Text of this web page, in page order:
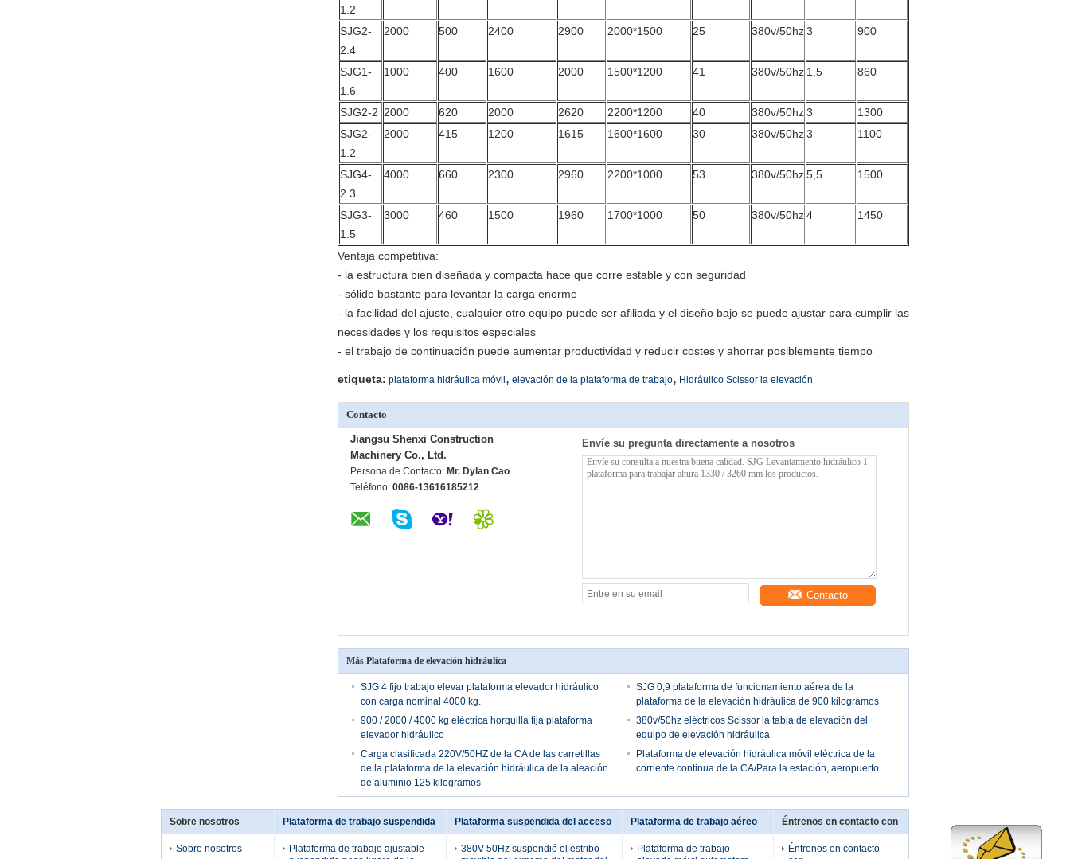
1.2
SJG2-
2.4
2000 500 2400 2900 2000*1500 25 380v/50hz3 900
SJG1-
1.6
1000 400 1600 2000 1500*1200 41 380v/50hz 1,5 860
SJG2-2 2000 620 2000 2620 2200*1200 40 380v/50hz3
1300
SJG2-
1.2
2000 415 1200 1615 1600*1600 30 380v/50hz3 1100
SJG4-
2.3
4000 660 2300 2960 2200*1000 53 380v/50hz5,5 1500
SJG3-
1.5
3000 460 1500 1960 1700*1000 50 380v/50hz4 1450
Ventaja competitiva:
- la estructura bien diseñada y compacta hace que corre estable y con seguridad
- sólido bastante para levantar la carga enorme
- la facilidad del ajuste, cualquier otro equipo puede ser afiliada y el diseño bajo se puede ajustar para cumplir las
necesidades y los requisitos especiales
- el trabajo de continuación puede aumentar productividad y reducir costes y ahorrar posiblemente tiempo
etiqueta: plataforma hidráulica móvil , elevación de la plataforma de trabajo, Hidráulico Scissor la elevación
Contacto
Jiangsu Shenxi Construction
Machinery Co., Ltd.
Persona de Contacto: Mr. Dylan Cao
Teléfono: 0086-13616185212
Envíe su pregunta directamente a nosotros
Contacto
Más Plataforma de elevación hidráulica
SJG 4 fijo trabajo elevar plataforma elevador hidráulico
con carga nominal 4000 kg.
SJG 0,9 plataforma de funcionamiento aérea de la
plataforma de la elevación hidráulica de 900 kilogramos
900 / 2000 / 4000 kg eléctrica horquilla fija plataforma
elevador hidráulico
380v/50hz eléctricos Scissor la tabla de elevación del
equipo de elevación hidráulica
Carga clasificada 220V/50HZ de la CA de las carretillas
de la plataforma de la elevación hidráulica de la aleación
de aluminio 125 kilogramos
Plataforma de elevación hidráulica móvil eléctrica de la
corriente continua de la CA/Para la estación, aeropuerto
Sobre nosotros
Sobre nosotros
Plataforma de trabajo suspendida
Plataforma de trabajo ajustable
Plataforma suspendida del acceso
380V 50Hz suspendió el estribo
Plataforma de trabajo aéreo
Plataforma de trabajo
Éntrenos en contacto con
Éntrenos en contacto